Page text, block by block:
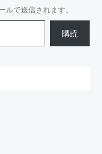
で送信されます。
購読